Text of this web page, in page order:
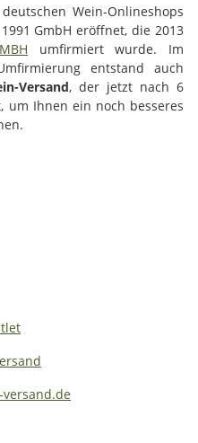
Wein-Onlineshops
GmbH eröffnet, die 2013
umfirmiert wurde. Im
entstand auch
Versand, der jetzt nach 6
um Ihnen ein noch besseres